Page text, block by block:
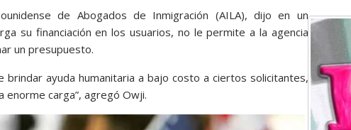
de Abogados de Inmigración (AILA), dijo en un
su financiación en los usuarios, no le permite a la agencia
un presupuesto.
brindar ayuda humanitaria a bajo costo a ciertos solicitantes,
carga”, agregó Owji.